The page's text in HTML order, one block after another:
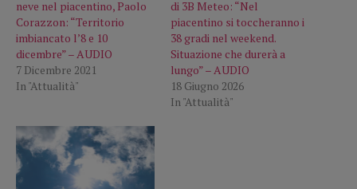
neve nel piacentino, Paolo
Corazzon: “Territorio
imbiancato l’8 e 10
dicembre” – AUDIO
7 Dicembre 2021
In "Attualità"
di 3B Meteo: “Nel
piacentino si toccheranno i
38 gradi nel weekend.
Situazione che durerà a
lungo” – AUDIO
18 Giugno 2026
In "Attualità"